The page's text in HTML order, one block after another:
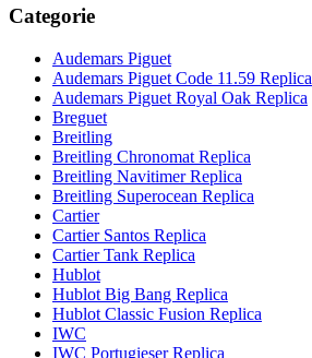
Categorie
Audemars Piguet
Audemars Piguet Code 11.59 Replica
Audemars Piguet Royal Oak Replica
Breguet
Breitling
Breitling Chronomat Replica
Breitling Navitimer Replica
Breitling Superocean Replica
Cartier
Cartier Santos Replica
Cartier Tank Replica
Hublot
Hublot Big Bang Replica
Hublot Classic Fusion Replica
IWC
IWC Portugieser Replica